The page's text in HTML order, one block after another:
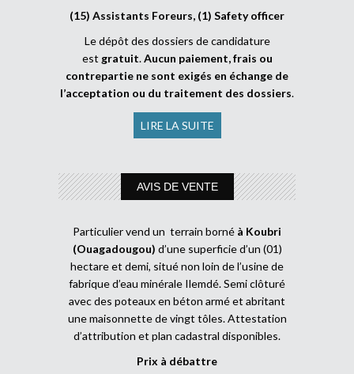
(15) Assistants Foreurs, (1) Safety officer
Le dépôt des dossiers de candidature
est gratuit.Aucun paiement, frais ou
contrepartie ne sont exigés en échange de
l’acceptation ou du traitement des dossiers.
LIRE LA SUITE
AVIS DE VENTE
Particulier vend un terrain borné à Koubri
(Ouagadougou) d’une superficie d’un (01)
hectare et demi, situé non loin de l’usine de
fabrique d’eau minérale Ilemdé. Semi clôturé
avec des poteaux en béton armé et abritant
une maisonnette de vingt tôles. Attestation
d’attribution et plan cadastral disponibles.
Prix à débattre